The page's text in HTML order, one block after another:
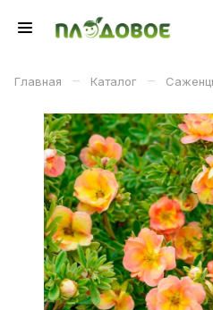
Главная – Каталог –